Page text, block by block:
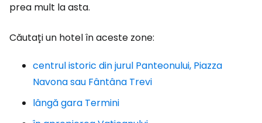
prea mult la asta.
Căutați un hotel în aceste zone:
centrul istoric din jurul Panteonului, Piazza
Navona sau Fântâna Trevi
lângă gara Termini